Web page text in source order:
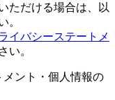
ただける場合は、以
。
イバシーステートメ
い。
ント・個人情報の